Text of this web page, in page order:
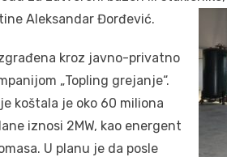
Aleksandar Đorđević.
kroz javno-privatno
„Topling grejanje“.
koštala je oko 60 miliona
iznosi 2MW, kao energent
U planu je da posle